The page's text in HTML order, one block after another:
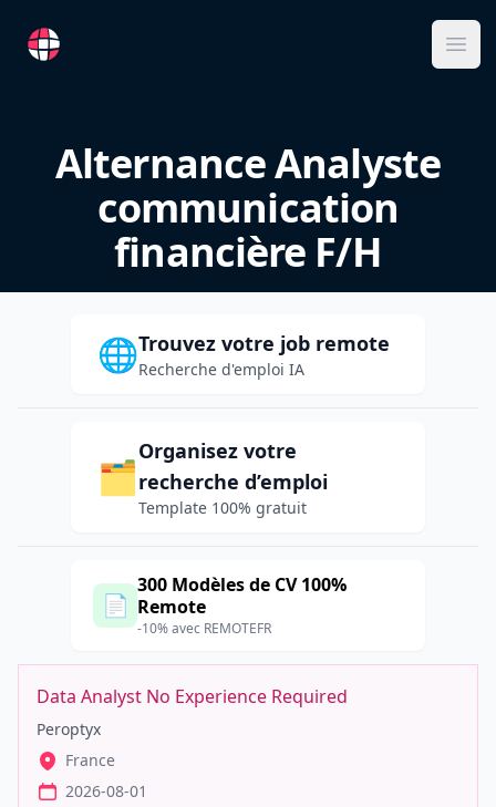
RemoteFR
Alternance Analyste
communication
financière F/H
🌐Trouvez votre job remote
Recherche d'emploi IA
🗂️
Organisez votre
recherche d’emploi
Template 100% gratuit
📄
300 Modèles de CV 100%
Remote
-10% avec REMOTEFR
Data Analyst No Experience Required
Peroptyx
France
2026-08-01